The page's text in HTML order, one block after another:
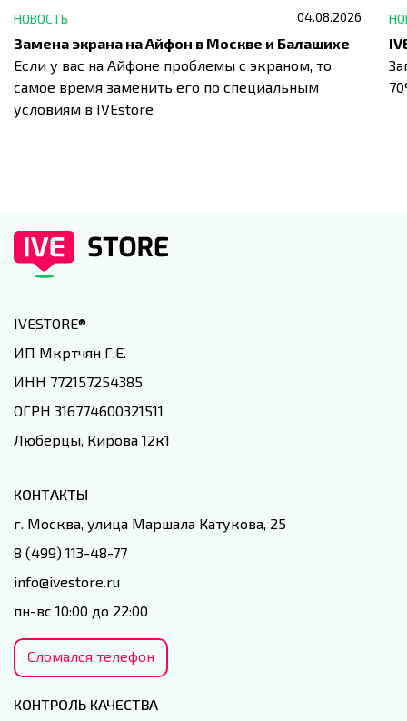
НОВОСТЬ 04.08.2026
Замена экрана на Айфон в Москве и Балашихе
Если у вас на Айфоне проблемы с экраном, то
самое время заменить его по специальным
условиям в IVEstore
IVESTORE®
ИП Мкртчян Г.Е.
ИНН 772157254385
ОГРН 316774600321511
Люберцы, Кирова 12к1
КОНТАКТЫ
г. Москва, улица Маршала Катукова, 25
8 (499) 113-48-77
info@ivestore.ru
пн-вс 10:00 до 22:00
Сломался телефон
КОНТРОЛЬ КАЧЕСТВА